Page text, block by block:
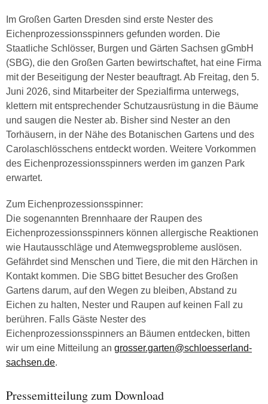
Im Großen Garten Dresden sind erste Nester des
Eichenprozessionsspinners gefunden worden. Die
Staatliche Schlösser, Burgen und Gärten Sachsen gGmbH
(SBG), die den Großen Garten bewirtschaftet, hat eine Firma
mit der Beseitigung der Nester beauftragt. Ab Freitag, den 5.
Juni 2026, sind Mitarbeiter der Spezialfirma unterwegs,
klettern mit entsprechender Schutzausrüstung in die Bäume
und saugen die Nester ab. Bisher sind Nester an den
Torhäusern, in der Nähe des Botanischen Gartens und des
Carolaschlösschens entdeckt worden. Weitere Vorkommen
des Eichenprozessionsspinners werden im ganzen Park
erwartet.
Zum Eichenprozessionsspinner:
Die sogenannten Brennhaare der Raupen des
Eichenprozessionsspinners können allergische Reaktionen
wie Hautausschläge und Atemwegsprobleme auslösen.
Gefährdet sind Menschen und Tiere, die mit den Härchen in
Kontakt kommen. Die SBG bittet Besucher des Großen
Gartens darum, auf den Wegen zu bleiben, Abstand zu
Eichen zu halten, Nester und Raupen auf keinen Fall zu
berühren. Falls Gäste Nester des
Eichenprozessionsspinners an Bäumen entdecken, bitten
wir um eine Mitteilung an grosser.garten@schloesserland-
sachsen.de.
Pressemitteilung zum Download